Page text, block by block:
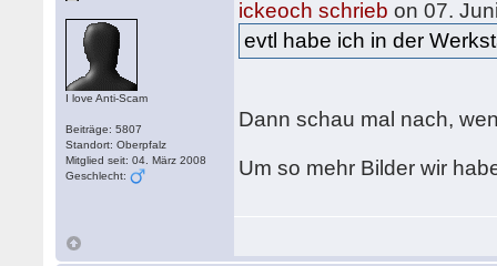
I love Anti-Scam
Beiträge: 5807
Standort: Oberpfalz
Mitglied seit: 04. März 2008
Geschlecht:
ickeoch schrieb on 07.
evtl habe ich in der
Dann schau mal nach,
Um so mehr Bilder wir